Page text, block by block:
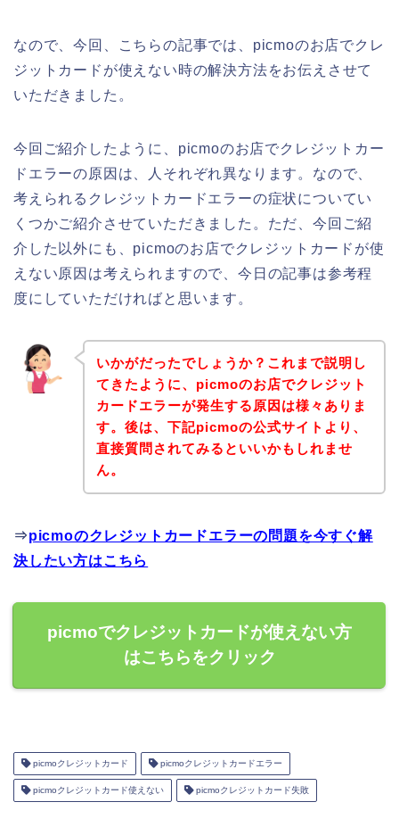
なので、今回、こちらの記事では、picmoのお店でクレ
ジットカードが使えない時の解決方法をお伝えさせて
いただきました。
今回ご紹介したように、picmoのお店でクレジットカー
ドエラーの原因は、人それぞれ異なります。なので、
考えられるクレジットカードエラーの症状についてい
くつかご紹介させていただきました。ただ、今回ご紹
介した以外にも、picmoのお店でクレジットカードが使
えない原因は考えられますので、今日の記事は参考程
度にしていただければと思います。
いかがだったでしょうか？これまで説明し
てきたように、picmoのお店でクレジット
カードエラーが発生する原因は様々ありま
す。後は、下記picmoの公式サイトより、
直接質問されてみるといいかもしれませ
ん。
⇒picmoのクレジットカードエラーの問題を今すぐ解
決したい方はこちら
picmoでクレジットカードが使えない方
はこちらをクリック
picmoクレジットカード picmoクレジットカードエラー
picmoクレジットカード使えない picmoクレジットカード失敗